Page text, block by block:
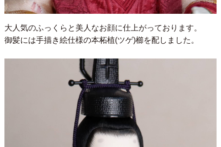
大人気のふっくらと美人なお顔に仕上がっております。
御髪には手描き絵仕様の本柘植(ツゲ)櫛を配しました。